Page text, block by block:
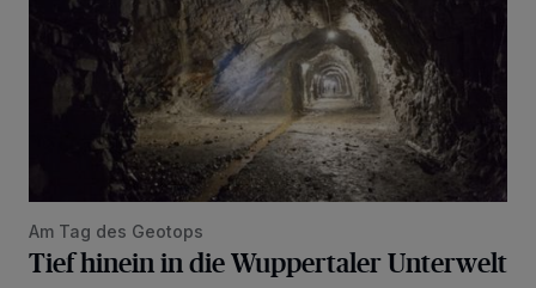
Am Tag des Geotops
Tief hinein in die Wuppertaler Unterwelt